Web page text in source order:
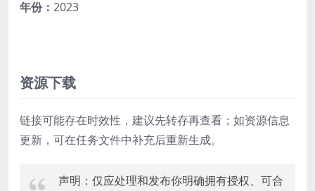
年份： 2023
资源下载
链接可能存在时效性，建议先转存再查看；如资源信息
更新，可在任务文件中补充后重新生成。
声明：仅应处理和发布你明确拥有授权、可合